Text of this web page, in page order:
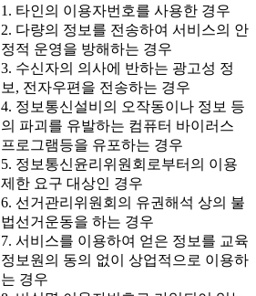
1. 타인의 이용자번호를 사용한 경우
2. 다량의 정보를 전송하여 서비스의 안
정적 운영을 방해하는 경우
3. 수신자의 의사에 반하는 광고성 정
보, 전자우편을 전송하는 경우
4. 정보통신설비의 오작동이나 정보 등
의 파괴를 유발하는 컴퓨터 바이러스
프로그램등을 유포하는 경우
5. 정보통신윤리위원회로부터의 이용
제한 요구 대상인 경우
6. 선거관리위원회의 유권해석 상의 불
법선거운동을 하는 경우
7. 서비스를 이용하여 얻은 정보를 교육
정보원의 동의 없이 상업적으로 이용하
는 경우